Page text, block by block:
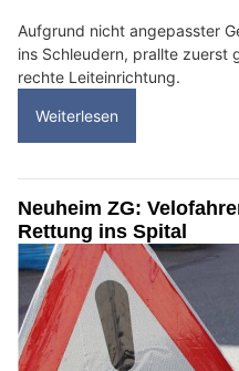
Aufgrund nicht angepasster
ins Schleudern, prallte zuerst
rechte Leiteinrichtung.
Weiterlesen
Neuheim ZG:
Rettung ins Spital